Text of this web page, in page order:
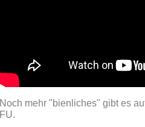
Noch mehr "bienliches" gibt es
FU.